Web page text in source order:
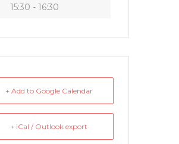
15:30 - 16:30
+ Add to Google Calendar
+ iCal / Outlook export